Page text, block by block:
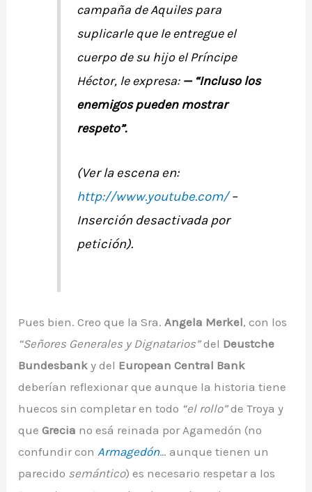
campaña de Aquiles para
suplicarle que le entregue el
cuerpo de su hijo el Príncipe
Héctor, le expresa: — “Incluso los
enemigos pueden mostrar
respeto”.
(Ver la escena en:
http://www.youtube.com/–
Inserción desactivada por
petición).
Pues bien. Creo que la Sra.Angela Merkel, con los
“Señores Generales y Dignatarios”del Deustche
Bundesbank y del European Central Bank
deberían reflexionar que aunque la historia tiene
huecos sin completar en todo “el rollo”de Troya y
queGrecia no esá reinada por Agamedón (no
confundir conArmagedón… aunque tienen un
parecido semántico) es necesario respetar a los